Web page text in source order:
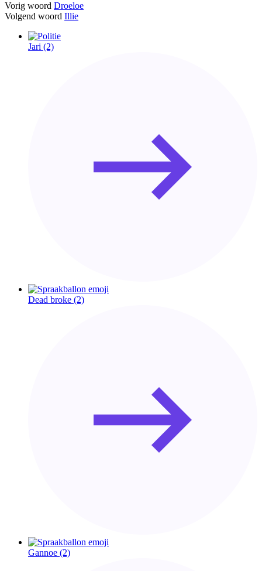
Vorig woord Droeloe
Volgend woord Illie
Jari (2)
Dead broke (2)
Gannoe (2)